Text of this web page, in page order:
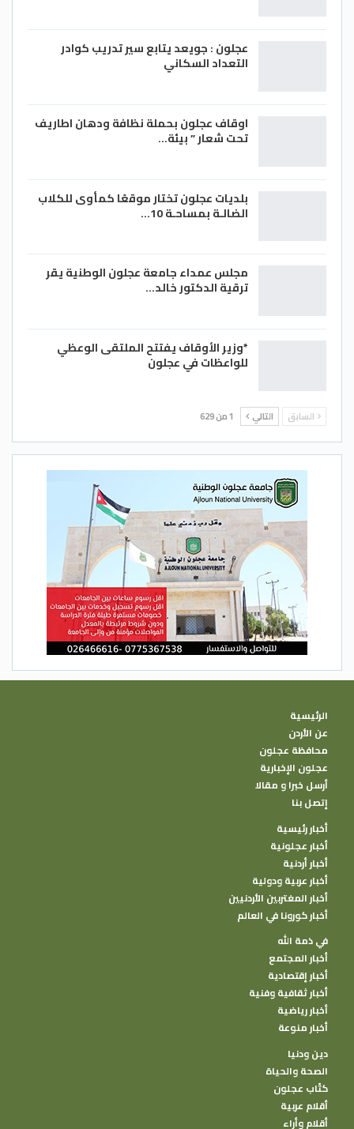
عجلون : جويعد يتابع سير تدريب كوادر
التعداد السكاني
اوقاف عجلون بحملة نظافة ودهان اطاريف
تحت شعار ” بيئة…
بلديات عجلون تختار موقعًا كمأوى للكلاب
الضالـة بمساحـة 10…
مجلس عمداء جامعة عجلون الوطنية يقر
ترقية الدكتور خالد…
*وزير الأوقاف يفتتح الملتقى الوعظي
للواعظات في عجلون
السابق التالي 1 من 629
الرئيسية
عن الأردن
محافظة عجلون
عجلون الإخبارية
أرسل خبرا و مقالا
إتصل بنا
أخبار رئيسية
أخبار عجلونية
أخبار أردنية
أخبار عربية ودولية
أخبار المغتربين الأردنيين
أخبار كورونا في العالم
في ذمة الله
أخبار المجتمع
أخبار إقتصادية
أخبار ثقافية وفنية
أخبار رياضية
أخبار منوعة
دين ودنيا
الصحة والحياة
كتًاب عجلون
أقلام عربية
أقلام وأراء